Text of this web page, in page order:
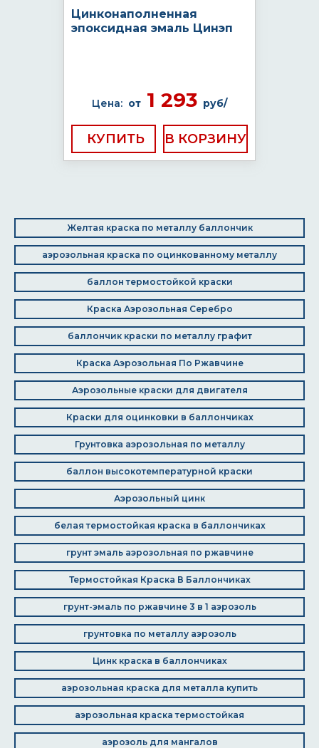
Цинконаполненная
эпоксидная эмаль Цинэп
Цена: от 1 293 руб/
КУПИТЬ
Желтая краска по металлу баллончик
аэрозольная краска по оцинкованному металлу
баллон термостойкой краски
Краска Аэрозольная Серебро
баллончик краски по металлу графит
Краска Аэрозольная По Ржавчине
Аэрозольные краски для двигателя
Краски для оцинковки в баллончиках
Грунтовка аэрозольная по металлу
баллон высокотемпературной краски
Аэрозольный цинк
белая термостойкая краска в баллончиках
грунт эмаль аэрозольная по ржавчине
Термостойкая Краска В Баллончиках
грунт-эмаль по ржавчине 3 в 1 аэрозоль
грунтовка по металлу аэрозоль
Цинк краска в баллончиках
аэрозольная краска для металла купить
аэрозольная краска термостойкая
аэрозоль для мангалов